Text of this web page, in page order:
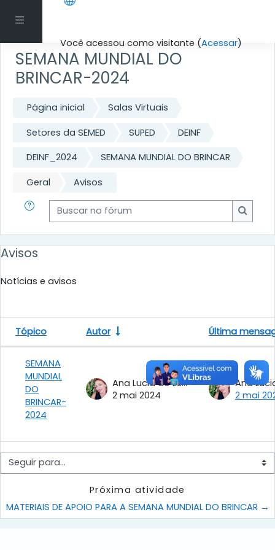
Painel lateral
Você acessou como visitante (Acessar)
Ir para o conteúdo principal
SEMANA MUNDIAL DO
BRINCAR-2024
Página inicial Salas Virtuais
Setores da SEMED SUPED DEINF
DEINF_2024 SEMANA MUNDIAL DO BRINCAR
Geral
Avisos
Buscar no fórum
Avisos
Notícias e avisos
Lista de discussões. Mostrando 1 de 1
Status
Tópico Autor Última
SEMANA
MUNDIAL
DO
BRINCAR-
2024
Ana Lucia do Espírito Santo
2 mai 2024
2 mai
Seguir para...
Próxima atividade
MATERIAIS DE APOIO PARA A SEMANA MUNDIAL DO BRINCAR →